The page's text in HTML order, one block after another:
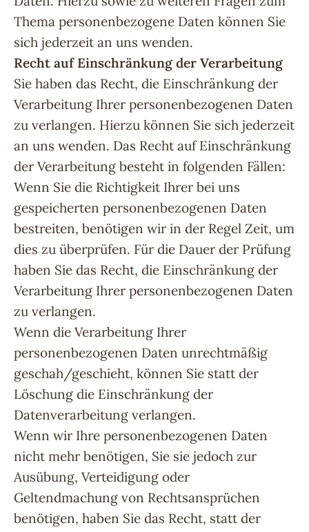
Thema personenbezogene Daten können Sie
sich jederzeit an uns wenden.
Recht auf Einschränkung der Verarbeitung
Sie haben das Recht, die Einschränkung der
Verarbeitung Ihrer personenbezogenen Daten
zu verlangen. Hierzu können Sie sich jederzeit
an uns wenden. Das Recht auf Einschränkung
der Verarbeitung besteht in folgenden Fällen:
Wenn Sie die Richtigkeit Ihrer bei uns
gespeicherten personenbezogenen Daten
bestreiten, benötigen wir in der Regel Zeit, um
dies zu überprüfen. Für die Dauer der Prüfung
haben Sie das Recht, die Einschränkung der
Verarbeitung Ihrer personenbezogenen Daten
zu verlangen.
Wenn die Verarbeitung Ihrer
personenbezogenen Daten unrechtmäßig
geschah/geschieht, können Sie statt der
Löschung die Einschränkung der
Datenverarbeitung verlangen.
Wenn wir Ihre personenbezogenen Daten
nicht mehr benötigen, Sie sie jedoch zur
Ausübung, Verteidigung oder
Geltendmachung von Rechtsansprüchen
benötigen, haben Sie das Recht, statt der